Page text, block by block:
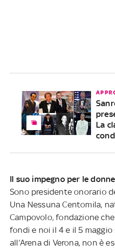
La
Il suo impegno per le
Sono presidente onorario
Una Nessuna Centomila,
Campovolo, fondazione
fondi e noi il 4 e il 5
all’Arena di Verona, non è